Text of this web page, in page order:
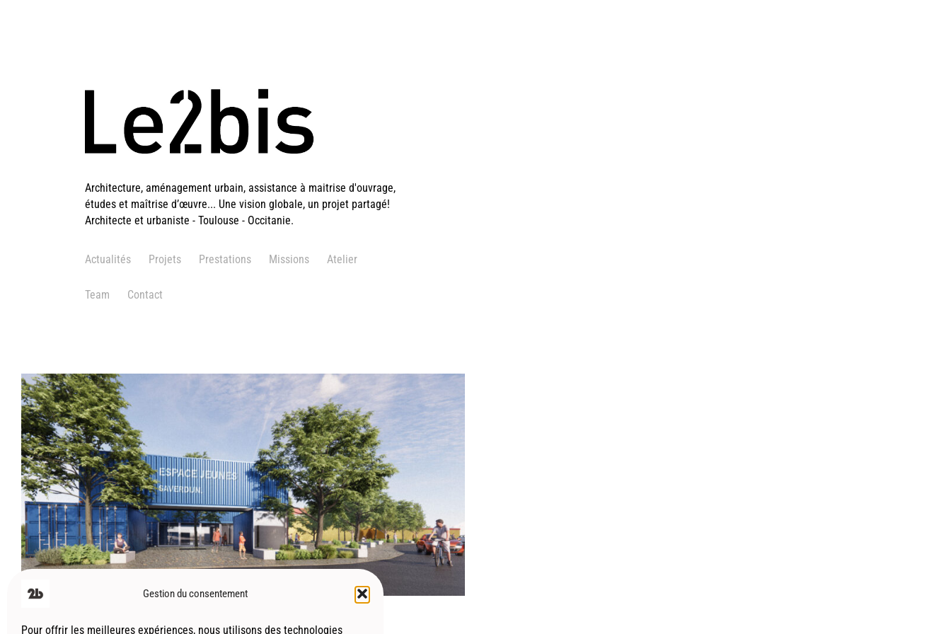
Gestion du consentement
Pour offrir les meilleures expériences, nous utilisons des technologies
Architecture, aménagement urbain, assistance à maitrise d'ouvrage,
études et maîtrise d’œuvre... Une vision globale, un projet partagé!
Architecte et urbaniste - Toulouse - Occitanie.
Actualités Projets Prestations Missions Atelier
Team Contact
Saverdun (09) – Espace jeunes – Architecture Containers
L’architecture containers, une approche de construction innovante, réutilise des
containers maritimes pour créer des espaces de vie et de travail modulaires et
durables. Cette méthode offre une flexibilité de conception, une rapidité de
construction et une mobilité potentielle, tout en réduisant l’impact
environnemental. Les applications sont variées, allant des habitations
individuelles aux espaces commerciaux et équipements publics. Bien que
présentant des avantages tels que des coûts potentiellement inférieurs et une
esthétique contemporaine, l’architecture conteneur doit surmonter des défis
liés à l’isolation, à la gestion de la condensation et aux réglementations. Elle
représente une alternative viable et créative pour des projets de construction